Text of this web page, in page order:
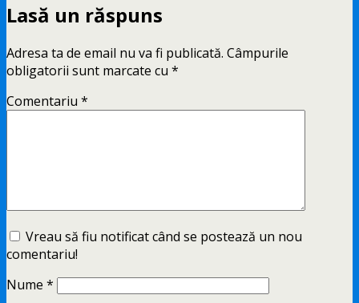
Lasă un răspuns
Adresa ta de email nu va fi publicată. Câmpurile
obligatorii sunt marcate cu *
Comentariu *
Vreau să fiu notificat când se postează un nou
comentariu!
Nume *